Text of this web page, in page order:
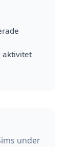
aktivitet
under